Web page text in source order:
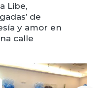
Libe,
de
y amor en
calle